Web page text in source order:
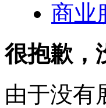
商业
很抱歉，
由于没有